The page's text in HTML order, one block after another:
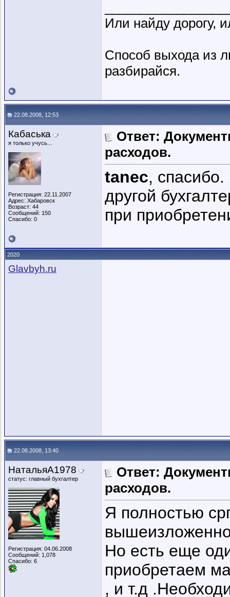
Или найду дорогу,
Способ выхода из
разбирайся.
22.08.2008, 12:53
Кабаська
я только учусь...
Регистрация: 22.11.2007
Адрес: Хабаровск
Возраст: 44
Сообщений: 150
Спасибо: 0
Ответ:
расходов.
tanec,
другой
при
2020
Glavbyh.ru
22.08.2008, 13:40
НатальяА1978
статус: главный бухгалтер
Регистрация: 04.06.2008
Сообщений: 1,078
Спасибо: 6
Ответ:
расходов.
Я полностью
Но есть еще
приобретаем
, и т.д